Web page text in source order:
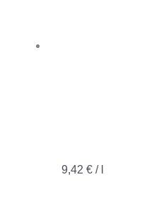
9,42 €/